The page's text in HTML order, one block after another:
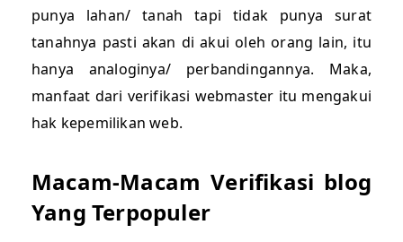
punya lahan/ tanah tapi tidak punya surat
tanahnya pasti akan di akui oleh orang lain, itu
hanya analoginya/ perbandingannya. Maka,
manfaat dari verifikasi webmaster itu mengakui
hak kepemilikan web.
Macam-Macam Verifikasi blog
Yang Terpopuler